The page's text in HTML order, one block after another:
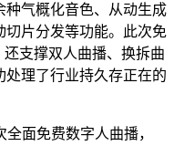
种气概化音色、从动生成
切片分发等功能。此次免
支撑双人曲播、换拆曲
理了行业持久存正在的
面免费数字人曲播，